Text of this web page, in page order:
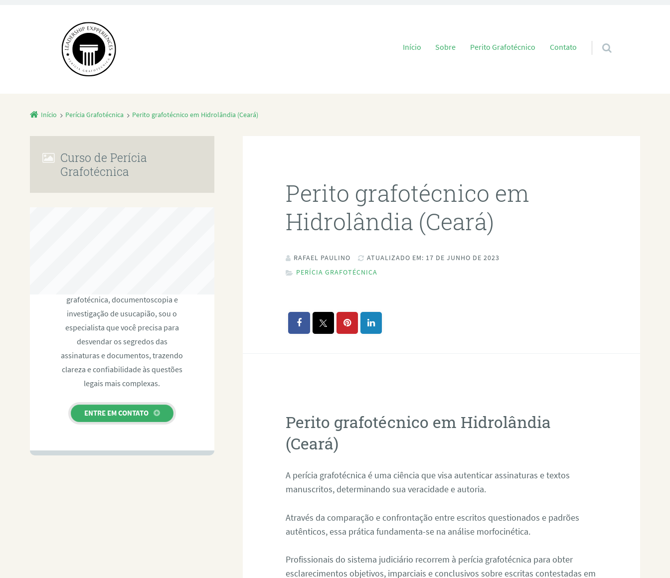
Pular para o conteúdo
Início Sobre Perito Grafotécnico Contato
Início Perícia Grafotécnica Perito grafotécnico em Hidrolândia (Ceará)
Perito grafotécnico em
Hidrolândia (Ceará)
RAFAEL PAULINO
ATUALIZADO EM: 17 DE JUNHO DE 2023
PERÍCIA GRAFOTÉCNICA
Perito grafotécnico em Hidrolândia
(Ceará)
A perícia grafotécnica é uma ciência que visa autenticar assinaturas e textos
manuscritos, determinando sua veracidade e autoria.
Através da comparação e confrontação entre escritos questionados e padrões
autênticos, essa prática fundamenta-se na análise morfocinética.
Profissionais do sistema judiciário recorrem à perícia grafotécnica para obter
esclarecimentos objetivos, imparciais e conclusivos sobre escritas contestadas em
Curso de Perícia
Grafotécnica
grafotécnica, documentoscopia e
investigação de usucapião, sou o
especialista que você precisa para
desvendar os segredos das
assinaturas e documentos, trazendo
clareza e confiabilidade às questões
legais mais complexas.
ENTRE EM CONTATO